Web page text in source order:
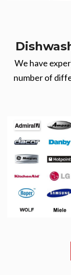
We have
number of